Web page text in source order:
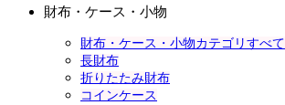
財布・ケース・小物
財布・ケース・小物カテゴリすべて
長財布
折りたたみ財布
コインケース